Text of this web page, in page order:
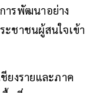
ารพัฒนาอย่าง
ะชาชนผู้สนใจเข้า
ยงรายและภาค